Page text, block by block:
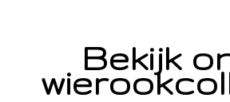
Bekijk